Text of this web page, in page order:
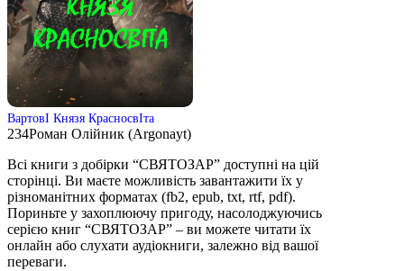
ВартовІ Князя КрасносвІта
234Роман Олійник (Argonayt)
Всі книги з добірки “СВЯТОЗАР” доступні на цій
сторінці. Ви маєте можливість завантажити їх у
різноманітних форматах (fb2, epub, txt, rtf, pdf).
Пориньте у захоплюючу пригоду, насолоджуючись
серією книг “СВЯТОЗАР” – ви можете читати їх
онлайн або слухати аудіокниги, залежно від вашої
переваги.